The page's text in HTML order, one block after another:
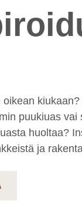
oikean
puukiuas vai
huoltaa?
ja